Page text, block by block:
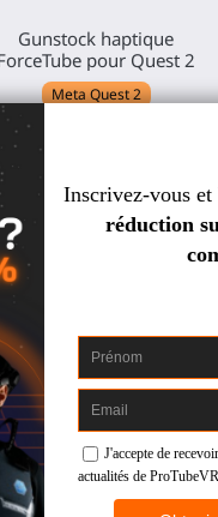
Gunstock haptique
pour Quest 2
Meta Quest 2
haptique ForceTube
pour gunstock VR